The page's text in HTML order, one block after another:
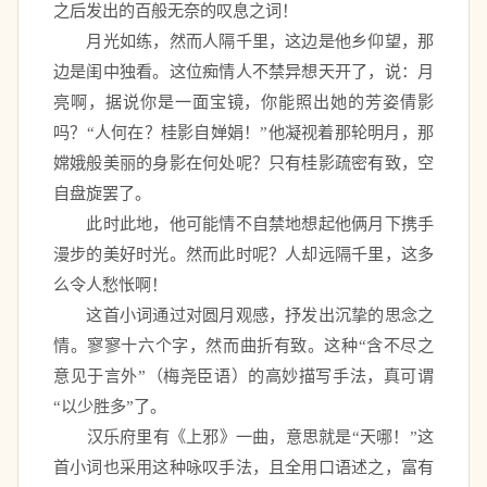
之后发出的百般无奈的叹息之词！
月光如练，然而人隔千里，这边是他乡仰望，那
边是闺中独看。这位痴情人不禁异想天开了，说：月
亮啊，据说你是一面宝镜，你能照出她的芳姿倩影
吗？“人何在？桂影自婵娟！”他凝视着那轮明月，那
嫦娥般美丽的身影在何处呢？只有桂影疏密有致，空
自盘旋罢了。
此时此地，他可能情不自禁地想起他俩月下携手
漫步的美好时光。然而此时呢？人却远隔千里，这多
么令人愁怅啊！
这首小词通过对圆月观感，抒发出沉挚的思念之
情。寥寥十六个字，然而曲折有致。这种“含不尽之
意见于言外”（梅尧臣语）的高妙描写手法，真可谓
“以少胜多”了。
汉乐府里有《上邪》一曲，意思就是“天哪！”这
首小词也采用这种咏叹手法，且全用口语述之，富有